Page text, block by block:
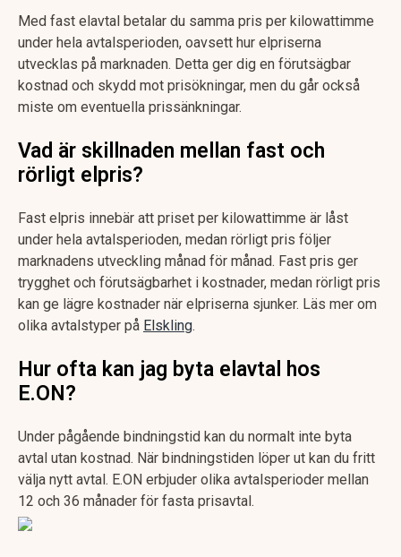
Med fast elavtal betalar du samma pris per kilowattimme
under hela avtalsperioden, oavsett hur elpriserna
utvecklas på marknaden. Detta ger dig en förutsägbar
kostnad och skydd mot prisökningar, men du går också
miste om eventuella prissänkningar.
Vad är skillnaden mellan fast och
rörligt elpris?
Fast elpris innebär att priset per kilowattimme är låst
under hela avtalsperioden, medan rörligt pris följer
marknadens utveckling månad för månad. Fast pris ger
trygghet och förutsägbarhet i kostnader, medan rörligt pris
kan ge lägre kostnader när elpriserna sjunker. Läs mer om
olika avtalstyper på Elskling.
Hur ofta kan jag byta elavtal hos
E.ON?
Under pågående bindningstid kan du normalt inte byta
avtal utan kostnad. När bindningstiden löper ut kan du fritt
välja nytt avtal. E.ON erbjuder olika avtalsperioder mellan
12 och 36 månader för fasta prisavtal.